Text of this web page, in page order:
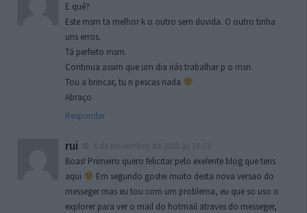
E quê?
Este msm ta melhor k o outro sem duvida. O outro tinha
uns erros.
Tá perfeito msm.
Continua assim que um dia irás trabalhar p o msn.
Tou a brincar, tu n pescas nada
Abraço
Responder
rui
Boas! Primeiro quero felicitar pelo exelente blog que tens
aqui
Em segundo gostei muito desta nova versao do
messeger mas eu tou com um problema, eu que so uso o
explorer para ver o mail do hotmail atraves do messeger,